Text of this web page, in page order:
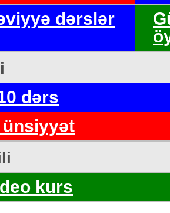
dərslər
dərs
ünsiyyət
kurs